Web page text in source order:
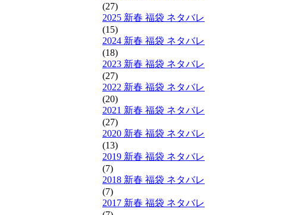
(27)
2025 新春 福袋 ネタバレ
(15)
2024 新春 福袋 ネタバレ
(18)
2023 新春 福袋 ネタバレ
(27)
2022 新春 福袋 ネタバレ
(20)
2021 新春 福袋 ネタバレ
(27)
2020 新春 福袋 ネタバレ
(13)
2019 新春 福袋 ネタバレ
(7)
2018 新春 福袋 ネタバレ
(7)
2017 新春 福袋 ネタバレ